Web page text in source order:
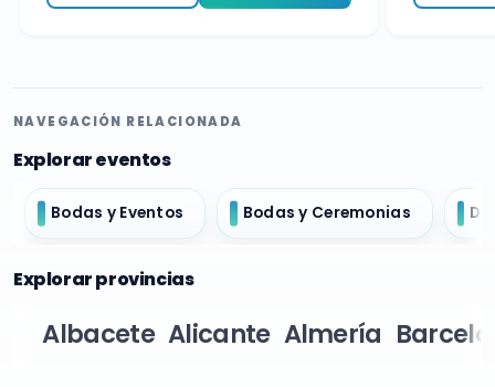
NAVEGACIÓN RELACIONADA
Explorar eventos
Bodas y Eventos Bodas y Ceremonias
Explorar provincias
Albacete Alicante Almería